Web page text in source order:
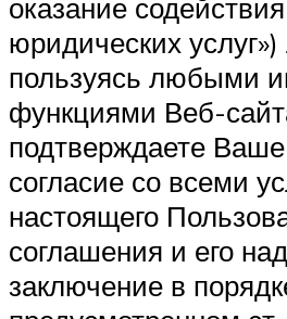
оказание
юридических
пользуясь любыми
функциями Веб-
подтверждаете
согласие со всеми
настоящего
соглашения и его
заключение в